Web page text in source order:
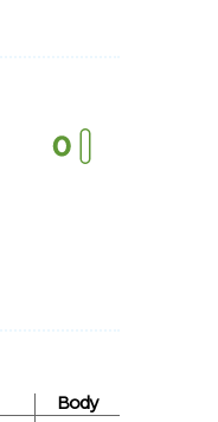
Body